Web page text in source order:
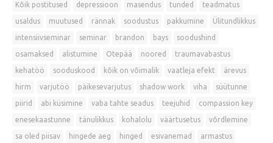
Kõik postitused depressioon masendus tunded teadmatus
usaldus muutused rännak soodustus pakkumine Ülitundlikkus
intensiivseminar seminar brandon bays soodushind
osamaksed alistumine Otepää noored traumavabastus
kehatöö sooduskood kõik on võimalik vaatleja efekt ärevus
hirm varjutöö päikesevarjutus shadow work viha süütunne
piirid abi küsimine vaba tahte seadus teejuhid compassion key
enesekaastunne tänulikkus kohalolu väärtusetus võrdlemine
sa oled piisav hingede aeg hinged esivanemad armastus